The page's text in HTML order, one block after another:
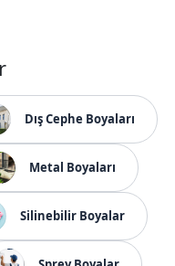
Dış Cephe Boyaları
Metal Boyaları
Silinebilir Boyalar